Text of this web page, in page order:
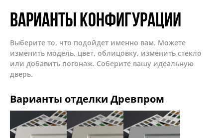
Варианты конфигурации
Выберите то, что подойдет именно вам. Можете
изменить модель, цвет, облицовку, изменить стекло
или добавить погонаж. Соберите вашу идеальную
дверь.
Варианты отделки Древпром